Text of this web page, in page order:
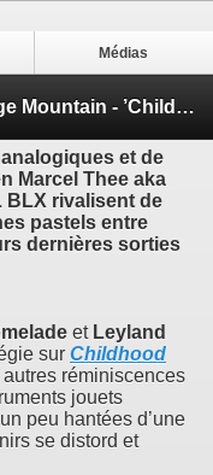
Médias
Le streaming du jour #825 : Strange Mountain - ’Childhood’ & ALL BLX - ’Acme’
et de
Marcel Thee aka
BLX rivalisent de
pastels entre
dernières sorties
et Leyland
sur Childhood
réminiscences
jouets
peu hantées d’une
se distord et